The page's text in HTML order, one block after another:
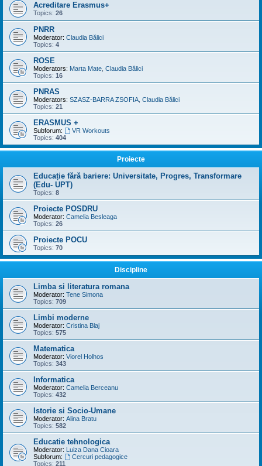
Acreditare Erasmus+
Topics: 26
PNRR
Moderator: Claudia Bălici
Topics: 4
ROSE
Moderators: Marta Mate Claudia Bălici
Topics: 16
PNRAS
Moderators: SZASZ-BARRA ZSOFIA Claudia Bălici
Topics: 21
ERASMUS +
Subforum:
VR Workouts
Topics: 404
Proiecte
Educație fără bariere: Universitate, Progres, Transformare
(Edu- UPT)
Topics: 8
Proiecte POSDRU
Moderator: Camelia Besleaga
Topics: 26
Proiecte POCU
Topics: 70
Discipline
Limba si literatura romana
Moderator: Tene Simona
Topics: 709
Limbi moderne
Moderator: Cristina Blaj
Topics: 575
Matematica
Moderator: Viorel Holhos
Topics: 343
Informatica
Moderator: Camelia Berceanu
Topics: 432
Istorie si Socio-Umane
Moderator: Alina Bratu
Topics: 582
Educatie tehnologica
Moderator: Luiza Dana Cioara
Subforum:
Cercuri pedagogice
Topics: 211